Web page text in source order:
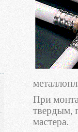
При
твердым,
мастера.